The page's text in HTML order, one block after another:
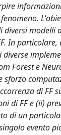
diversi modelli
In
diverse
Forest e
sforzo
di FF
di FF e (ii)
di un
evento